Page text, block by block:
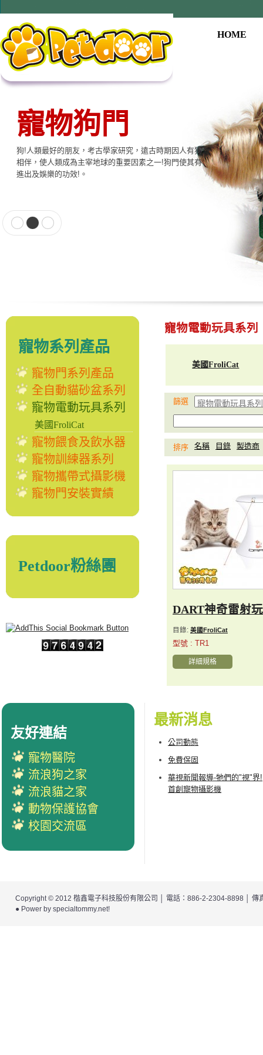
HOME
寵物狗門
狗!人類最好的朋友，考古學家研究，遠古時期因人有狗
相伴，使人類成為主宰地球的重要因素之一!狗門使其有
進出及娛樂的功效!。
寵物系列產品
寵物門系列產品
全自動貓砂盆系列
寵物電動玩具系列
美國FroliCat
寵物餵食及飲水器
寵物訓練器系列
寵物攜帶式攝影機
寵物門安裝實績
Petdoor粉絲團
寵物電動玩具系列
美國FroliCat
篩選
排序 名稱 目錄 製造商
DART神奇雷射
目錄: 美國FroliCat
型號 : TR1
詳細規格
最新消息
公司動態
免費保固
華視新聞報導-牠們的"視"界!
首創寵物攝影機
友好連結
寵物醫院
流浪狗之家
流浪貓之家
動物保護協會
校園交流區
Copyright © 2012 楷鑫電子科技股份有限公司
│ 電話：886-2-2304-8898 │
● Power by specialtommy.net!